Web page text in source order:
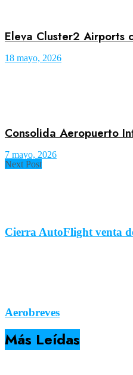
Eleva Cluster2 Airports
18 mayo, 2026
Consolida Aeropuerto
7 mayo, 2026
Next Post
Cierra AutoFlight venta
Aerobreves
Más Leídas